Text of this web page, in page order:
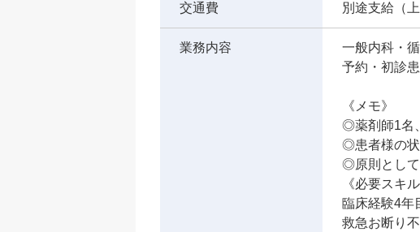
交通費 別途支給（
業務内容
一般内科・
予約・初診
《メモ》
◎薬剤師1名
◎患者様の状
◎原則として
《必要スキル
臨床経験4年
救急お断り